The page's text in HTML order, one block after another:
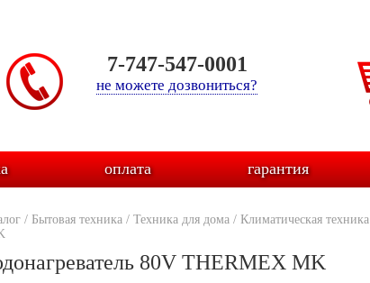
7-747-547-0001
не можете дозвониться?
оплата гарантия
/ Бытовая техника / Техника для дома / Климатическая техника
80V THERMEX MK